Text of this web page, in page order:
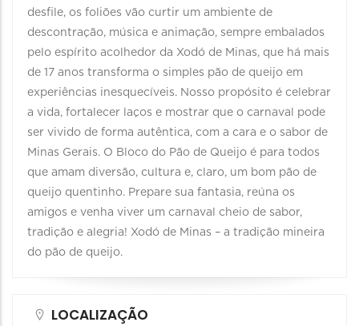
desfile, os foliões vão curtir um ambiente de
descontração, música e animação, sempre embalados
pelo espírito acolhedor da Xodó de Minas, que há mais
de 17 anos transforma o simples pão de queijo em
experiências inesquecíveis. Nosso propósito é celebrar
a vida, fortalecer laços e mostrar que o carnaval pode
ser vivido de forma autêntica, com a cara e o sabor de
Minas Gerais. O Bloco do Pão de Queijo é para todos
que amam diversão, cultura e, claro, um bom pão de
queijo quentinho. Prepare sua fantasia, reúna os
amigos e venha viver um carnaval cheio de sabor,
tradição e alegria! Xodó de Minas – a tradição mineira
do pão de queijo.
LOCALIZAÇÃO